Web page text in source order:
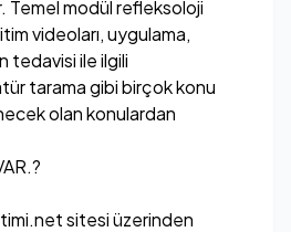
modül refleksoloji
videoları, uygulama,
tedavisi ile ilgili
tarama gibi birçok konu
olan konulardan
sitesi üzerinden